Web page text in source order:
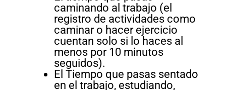
caminando al trabajo (el
registro de actividades como
caminar o hacer ejercicio
cuentan solo si lo haces al
menos por 10 minutos
seguidos).
El Tiempo que pasas sentado
en el trabajo, estudiando,